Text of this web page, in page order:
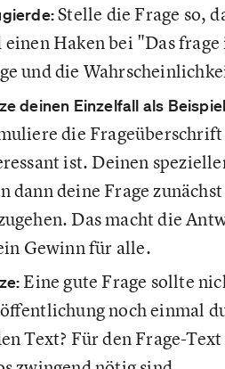
Stelle die Frage so,
einen Haken bei "Das
und die
deinen Einzelfall als
die Frageüberschrift
ist. Deinen
dann deine Frage
Das macht die
Gewinn für alle.
Eine gute Frage sollte
noch einmal
Text? Für den Frage-